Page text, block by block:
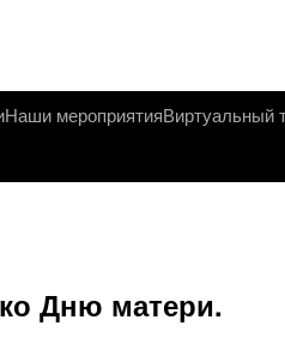
Наши мероприятияВиртуальный
Дню матери.